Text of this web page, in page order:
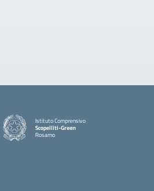
Istituto Comprensivo
Scopelliti-Green
Rosarno